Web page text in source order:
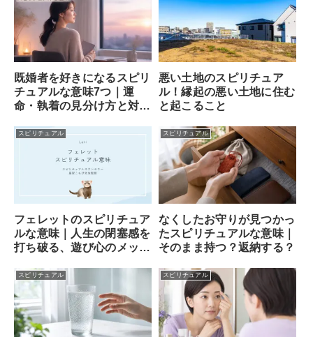
既婚者を好きになるスピリ
チュアルな意味7つ｜運
命・執着の見分け方と対処
悪い土地のスピリチュア
ル！縁起の悪い土地に住む
と起こること
スピリチュアル
フェレットのスピリチュア
ルな意味｜人生の閉塞感を
打ち破る、遊び心のメッセ
スピリチュアル
なくしたお守りが見つかっ
たスピリチュアルな意味｜
そのまま持つ？返納する？
スピリチュアル スピリチュアル